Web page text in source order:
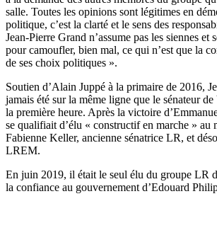
salle. Toutes les opinions sont légitimes en
politique, c’est la clarté et le sens des
Jean-Pierre Grand n’assume pas les siennes et
pour camoufler, bien mal, ce qui n’est que la
de ses choix politiques ».
Soutien d’Alain Juppé à la primaire de 2016,
jamais été sur la même ligne que le sénateur
la première heure. Après la victoire
se qualifiait d’élu « constructif en marche » au
Fabienne Keller, ancienne sénatrice LR, et
LREM.
En juin 2019, il était le seul élu du groupe LR
la confiance au gouvernement d’Edouard